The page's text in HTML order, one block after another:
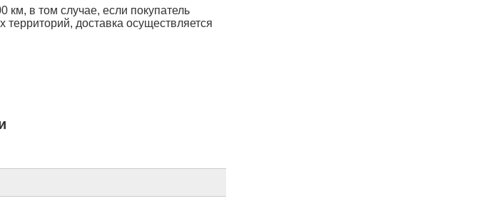
км, в том случае, если покупатель
доставка осуществляется